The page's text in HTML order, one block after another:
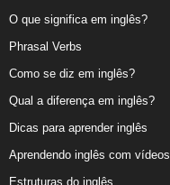
O que significa em inglês?
Phrasal Verbs
Como se diz em inglês?
Qual a diferença em inglês?
Dicas para aprender inglês
Aprendendo inglês com vídeos
Estruturas do inglês